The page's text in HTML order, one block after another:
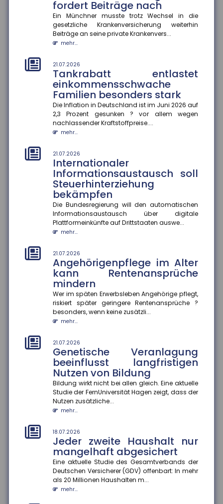
fordert Beiträge nach
Ein Münchner musste trotz Wechsel in die
gesetzliche Krankenversicherung weiterhin
Beiträge an seine private Krankenvers...
mehr...
21.07.2026
Tankrabatt entlastet
einkommensschwache
Familien besonders stark
Die Inflation in Deutschland ist im Juni 2026 auf
2,3 Prozent gesunken ? vor allem wegen
nachlassender Kraftstoffpreise....
mehr...
21.07.2026
Internationaler
Informationsaustausch soll
Steuerhinterziehung
bekämpfen
Die Bundesregierung will den automatischen
Informationsaustausch über digitale
Plattformeinkünfte auf Drittstaaten auswe...
mehr...
21.07.2026
Angehörigenpflege im Alter
kann Rentenansprüche
mindern
Wer im späten Erwerbsleben Angehörige pflegt,
riskiert später geringere Rentenansprüche ?
besonders, wenn keine zusätzli...
mehr...
21.07.2026
Genetische Veranlagung
beeinflusst langfristigen
Nutzen von Bildung
Bildung wirkt nicht bei allen gleich. Eine aktuelle
Studie der FernUniversität Hagen zeigt, dass der
Nutzen zusätzliche...
mehr...
18.07.2026
Jeder zweite Haushalt nur
mangelhaft abgesichert
Eine aktuelle Studie des Gesamtverbands der
Deutschen Versicherer (GDV) offenbart: In mehr
als 20 Millionen Haushalten m...
mehr...
mehr...
18.07.2026
Jeder zweite Haushalt nur
mangelhaft abgesichert
Deutschen Versicherer (GDV) offenbart: In mehr als
20 Millionen Haushalten m...
mehr...
18.07.2026
Krankenkasse muss
Rettungshubschrauber-
Transport im Urlaub nicht
Das Hessische Landessozialgericht hat entschieden,
dass eine gesetzliche Krankenkasse die Kosten für
einen Rettungshubsc...
mehr...
18.07.2026
Aktionsplan gegen Steuer- und
Finanzkriminalität
Im Mittelpunkt des Aktionsplans zur Bekämpfung von
Vernetzung von Ermi...
mehr...
18.07.2026
Gründer-Persönlichkeit
beeinflusst Krisenbewältigung
von Start-ups
Eine Studie des ZEW Mannheim und der Technischen
Gründer:innen entsche...
mehr...
18.07.2026
Wohnungseigentümer können
Einbau von Klima-Splitgeräten
verlangen
Der Bundesgerichtshof hat entschieden, dass
Voraussetzungen den Einbau eines Klima-S...
mehr...
18.07.2026
Gesundheitskampagnen zu
Hitze in Europa
Extreme Hitzeperioden nehmen in Europa zu. Eine